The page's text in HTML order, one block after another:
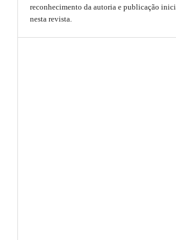
reconhecimento da autoria e publicação
nesta revista.